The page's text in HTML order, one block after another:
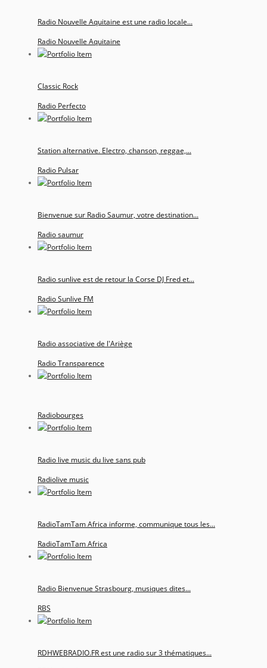
Radio Nouvelle Aquitaine est une radio locale...
Radio Nouvelle Aquitaine
Classic Rock
Radio Perfecto
Station alternative. Electro, chanson, reggae,...
Radio Pulsar
Bienvenue sur Radio Saumur, votre destination...
Radio saumur
Radio sunlive est de retour la Corse DJ Fred et...
Radio Sunlive FM
Radio associative de l'Ariège
Radio Transparence
Radiobourges
Radio live music du live sans pub
Radiolive music
RadioTamTam Africa informe, communique tous les...
RadioTamTam Africa
Radio Bienvenue Strasbourg, musiques dites...
RBS
RDHWEBRADIO.FR est une radio sur 3 thématiques...